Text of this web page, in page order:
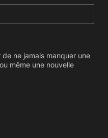
ne jamais manquer une
même une nouvelle